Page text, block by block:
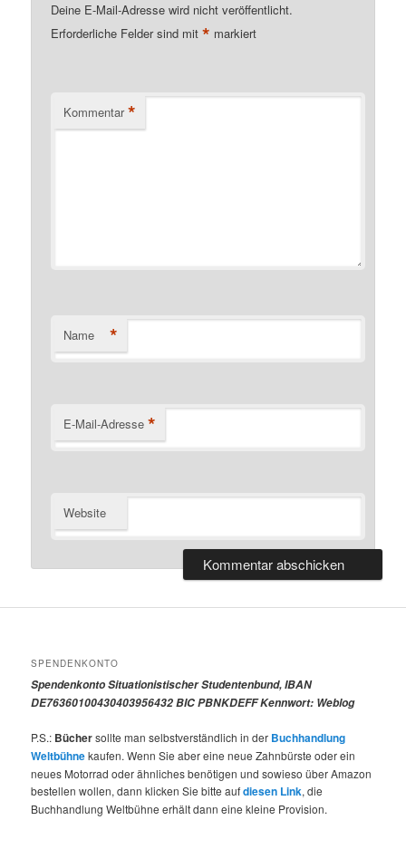
Deine E-Mail-Adresse wird nicht veröffentlicht.
Erforderliche Felder sind mit* markiert
Kommentar *
Name *
E-Mail-Adresse *
Website
SPENDENKONTO
Spendenkonto Situationistischer Studentenbund, IBAN
DE76360100430403956432 BIC PBNKDEFF Kennwort: Weblog
P.S.: Büchersollte man selbstverständlich in der Buchhandlung
Weltbühnekaufen. Wenn Sie aber eine neue Zahnbürste oder ein
neues Motorrad oder ähnliches benötigen und sowieso über Amazon
bestellen wollen, dann klicken Sie bitte aufdiesen Link, die
Buchhandlung Weltbühne erhält dann eine kleine Provision.